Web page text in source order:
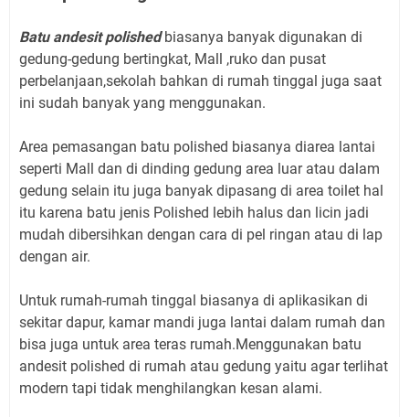
Batu andesit polishedbiasanya banyak digunakan di
gedung-gedung bertingkat, Mall ,ruko dan pusat
perbelanjaan,sekolah bahkan di rumah tinggal juga saat
ini sudah banyak yang menggunakan.
Area pemasangan batu polished biasanya diarea lantai
seperti Mall dan di dinding gedung area luar atau dalam
gedung selain itu juga banyak dipasang di area toilet hal
itu karena batu jenis Polished lebih halus dan licin jadi
mudah dibersihkan dengan cara di pel ringan atau di lap
dengan air.
Untuk rumah-rumah tinggal biasanya di aplikasikan di
sekitar dapur, kamar mandi juga lantai dalam rumah dan
bisa juga untuk area teras rumah.Menggunakan batu
andesit polished di rumah atau gedung yaitu agar terlihat
modern tapi tidak menghilangkan kesan alami.